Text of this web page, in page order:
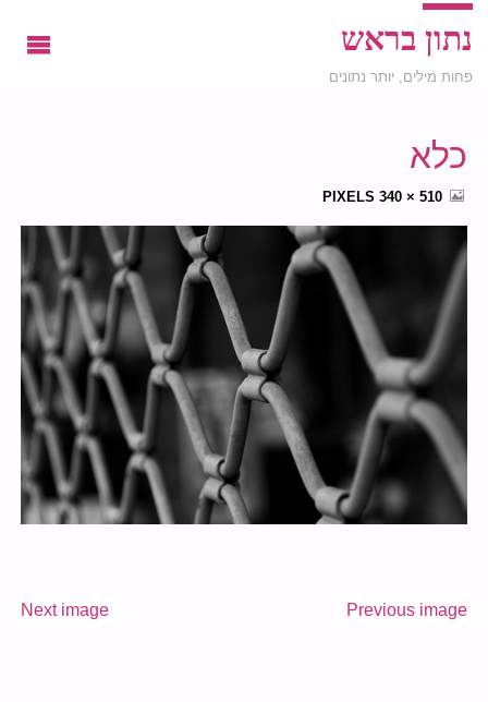
נתון בראש
פחות מילים, יותר נתונים
כלא
FULL
510 × 340
PIXELS
Previous image
Next image